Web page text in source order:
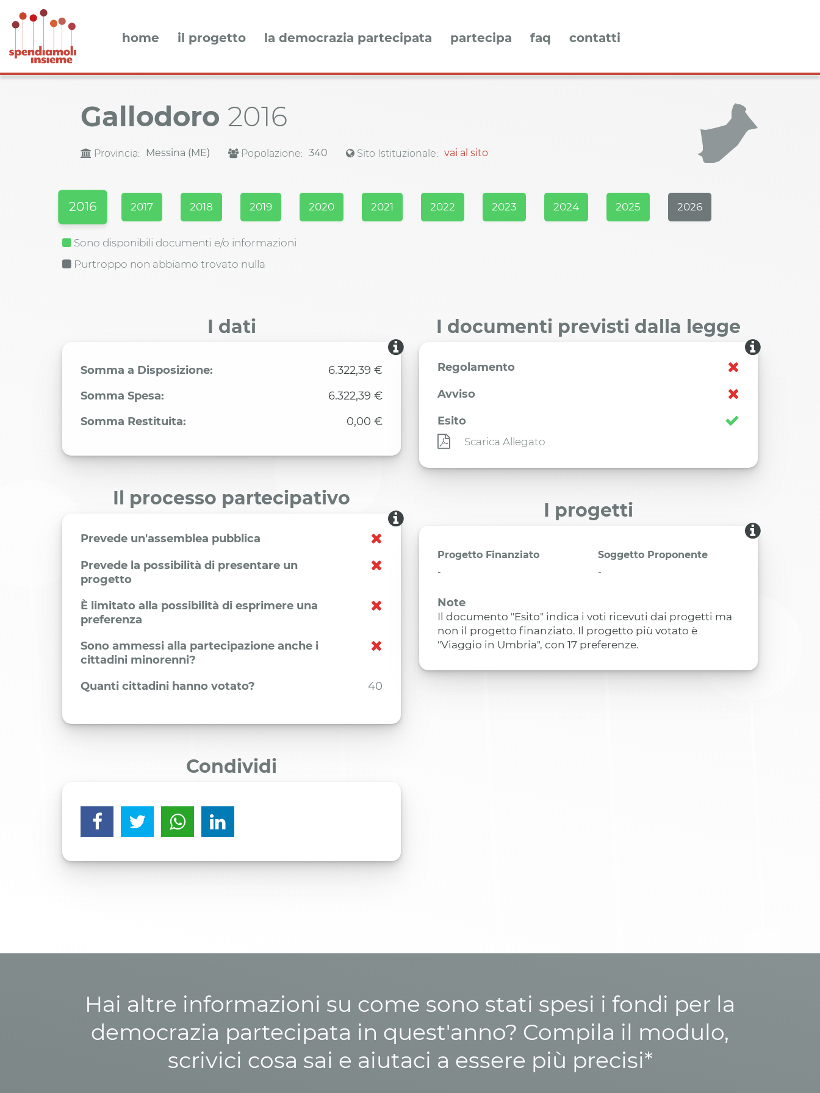
home il progetto la democrazia partecipata partecipa faq contatti
Gallodoro 2016
Provincia: Messina (ME) Popolazione: 340 Sito Istituzionale: vai al sito
2016 2017 2018 2019 2020 2021 2022 2023 2024 2025 2026
Sono disponibili documenti e/o informazioni
Purtroppo non abbiamo trovato nulla
I dati
Somma a Disposizione:
6.322,39 €
Somma Spesa:
6.322,39 €
Somma Restituita:
0,00 €
I documenti previsti dalla legge
Regolamento
Avviso
Esito
Scarica Allegato
Il processo partecipativo
Prevede un'assemblea pubblica
Prevede la possibilità di presentare un
progetto
È limitato alla possibilità di esprimere una
preferenza
Sono ammessi alla partecipazione anche i
cittadini minorenni?
Quanti cittadini hanno votato?
40
I progetti
Progetto Finanziato
Soggetto Proponente
-
-
Note
Il documento "Esito" indica i voti ricevuti dai progetti ma
non il progetto finanziato. Il progetto più votato è
"Viaggio in Umbria", con 17 preferenze.
Condividi
Hai altre informazioni su come sono stati spesi i fondi per la
democrazia partecipata in quest'anno? Compila il modulo,
scrivici cosa sai e aiutaci a essere più precisi*